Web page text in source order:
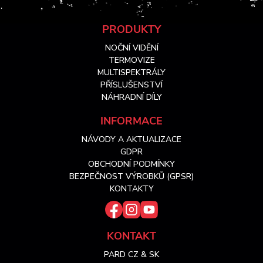
PRODUKTY
NOČNÍ VIDĚNÍ
TERMOVIZE
MULTISPEKTRÁLY
PŘÍSLUŠENSTVÍ
NÁHRADNÍ DÍLY
INFORMACE
NÁVODY A AKTUALIZACE
GDPR
OBCHODNÍ PODMÍNKY
BEZPEČNOST VÝROBKŮ (GPSR)
KONTAKTY
KONTAKT
PARD CZ & SK